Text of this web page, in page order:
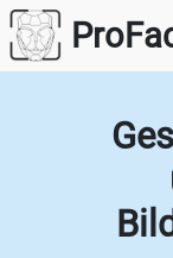
Zum
Inhalt
springen